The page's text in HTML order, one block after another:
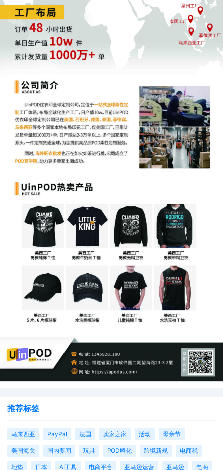
推荐标签
马来西亚 PayPal 法国 卖家之家 活动 母亲节
美国海关 国内要闻 玩具 POD孵化 跨境新规 电商税
地垫 日本 AI工具 电商平台 亚马逊运营 亚马逊 电商